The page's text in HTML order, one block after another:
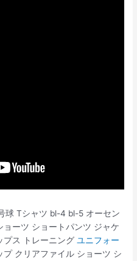
球 Tシャツ bl-4 bl-5 オーセン
ーツ ショートパンツ ジャケ
プス トレーニングユニフォー
プ クリアファイル ショーツ シ